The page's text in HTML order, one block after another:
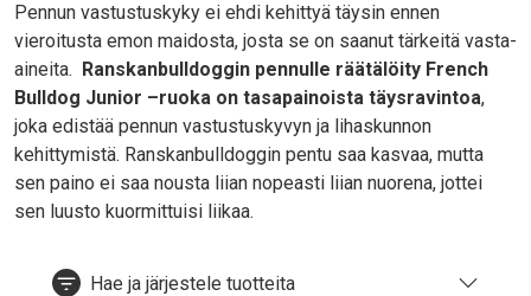
Pennun vastustuskyky ei ehdi kehittyä täysin ennen
vieroitusta emon maidosta, josta se on saanut tärkeitä vasta-
aineita. Ranskanbulldoggin pennulle räätälöity French
Bulldog Junior –ruoka on tasapainoista täysravintoa,
joka edistää pennun vastustuskyvyn ja lihaskunnon
kehittymistä. Ranskanbulldoggin pentu saa kasvaa, mutta
sen paino ei saa nousta liian nopeasti liian nuorena, jottei
sen luusto kuormittuisi liikaa.
Hae ja järjestele tuotteita